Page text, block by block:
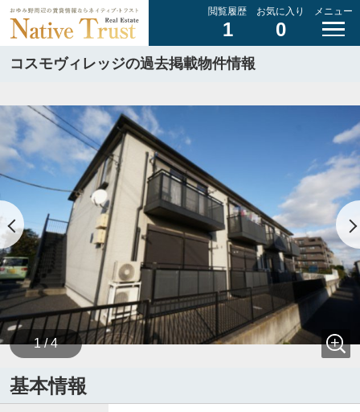
閲覧履歴
1
お気に入り
0
メニュー
コスモヴィレッジの過去掲載物件情報
1 / 4
基本情報